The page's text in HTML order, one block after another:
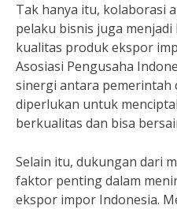
Tak hanya itu, kolaborasi
pelaku bisnis juga
kualitas produk ekspor
Asosiasi Pengusaha
sinergi antara pemerintah
diperlukan untuk
berkualitas dan bisa
Selain itu, dukungan dari
faktor penting dalam
ekspor impor Indonesia.